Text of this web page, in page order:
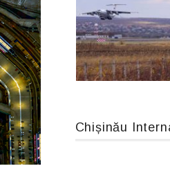
Airbus A319-114 D-AILN, Lufthansa, Франкфурт-Кишинев, 24/06/18
Chișinău